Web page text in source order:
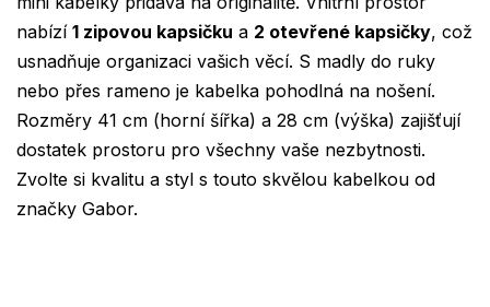
nabízí 1 zipovou kapsičku a 2 otevřené kapsičky, což
usnadňuje organizaci vašich věcí. S madly do ruky
nebo přes rameno je kabelka pohodlná na nošení.
Rozměry 41 cm (horní šířka) a 28 cm (výška) zajišťují
dostatek prostoru pro všechny vaše nezbytnosti.
Zvolte si kvalitu a styl s touto skvělou kabelkou od
značky Gabor.